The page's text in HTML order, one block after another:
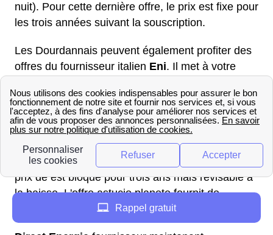
nuit). Pour cette dernière offre, le prix est fixe pour
les trois années suivant la souscription.
Les Dourdannais peuvent également profiter des
offres du fournisseur italien Eni. Il met à votre
Une offre totalement en ligne et proposant un tarif
préférentiel de 8% par rapport au prix réglementé
bloqué pendant un an. C'est l'offre Webeo.
Enfin, Eni propose deux offres Astucio: astucio
eco et astucio planete. Pour ces deux offres, le
prix de est bloqué pour trois ans mais révisable à
la baisse. L'offre astucio planete fournit de
Rappel gratuit